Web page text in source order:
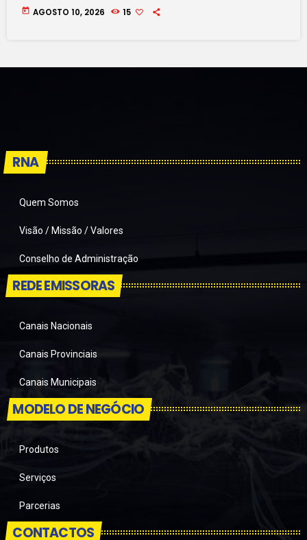
today AGOSTO 10, 2026 15
RNA
Quem Somos
Visão / Missão / Valores
Conselho de Administração
REDE EMISSORAS
Canais Nacionais
Canais Provinciais
Canais Municipais
MODELO DE NEGÓCIO
Produtos
Serviços
Parcerias
CONTACTOS